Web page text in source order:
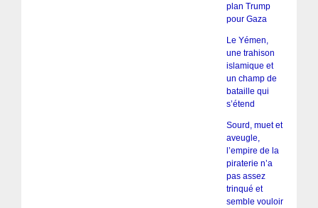
plan Trump
pour Gaza
Le Yémen,
une trahison
islamique et
un champ de
bataille qui
s’étend
Sourd, muet et
aveugle,
l’empire de la
piraterie n’a
pas assez
trinqué et
semble vouloir